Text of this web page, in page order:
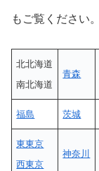
もご覧ください。
北北海道
南北海道
青森
福島 茨城
東東京
西東京
神奈川